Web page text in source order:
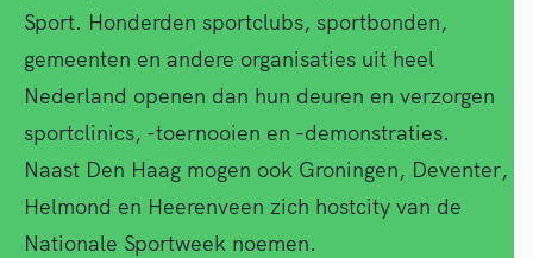
Sport. Honderden sportclubs, sportbonden,
gemeenten en andere organisaties uit heel
Nederland openen dan hun deuren en verzorgen
sportclinics, -toernooien en -demonstraties.
Naast Den Haag mogen ook Groningen, Deventer,
Helmond en Heerenveen zich hostcity van de
Nationale Sportweek noemen.